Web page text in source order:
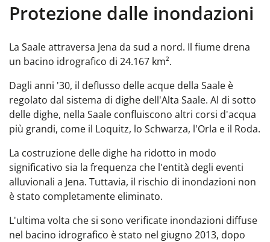
Protezione dalle inondazioni
La Saale attraversa Jena da sud a nord. Il fiume drena
un bacino idrografico di 24.167 km².
Dagli anni '30, il deflusso delle acque della Saale è
regolato dal sistema di dighe dell'Alta Saale. Al di sotto
delle dighe, nella Saale confluiscono altri corsi d'acqua
più grandi, come il Loquitz, lo Schwarza, l'Orla e il Roda.
La costruzione delle dighe ha ridotto in modo
significativo sia la frequenza che l'entità degli eventi
alluvionali a Jena. Tuttavia, il rischio di inondazioni non
è stato completamente eliminato.
L'ultima volta che si sono verificate inondazioni diffuse
nel bacino idrografico è stato nel giugno 2013, dopo